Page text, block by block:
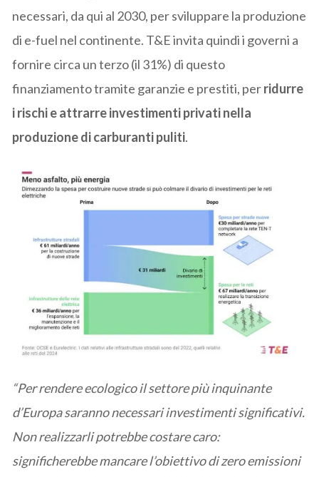
necessari, da qui al 2030, per sviluppare la produzione
di e-fuel nel continente. T&E invita quindi i governi a
fornire circa un terzo (il 31%) di questo
finanziamento tramite garanzie e prestiti, perridurre
i rischi e attrarre investimenti privati nella
produzione di carburanti puliti.
“Per rendere ecologico il settore più inquinante
d’Europa saranno necessari investimenti significativi.
Non realizzarli potrebbe costare caro:
significherebbe mancare l’obiettivo di zero emissioni